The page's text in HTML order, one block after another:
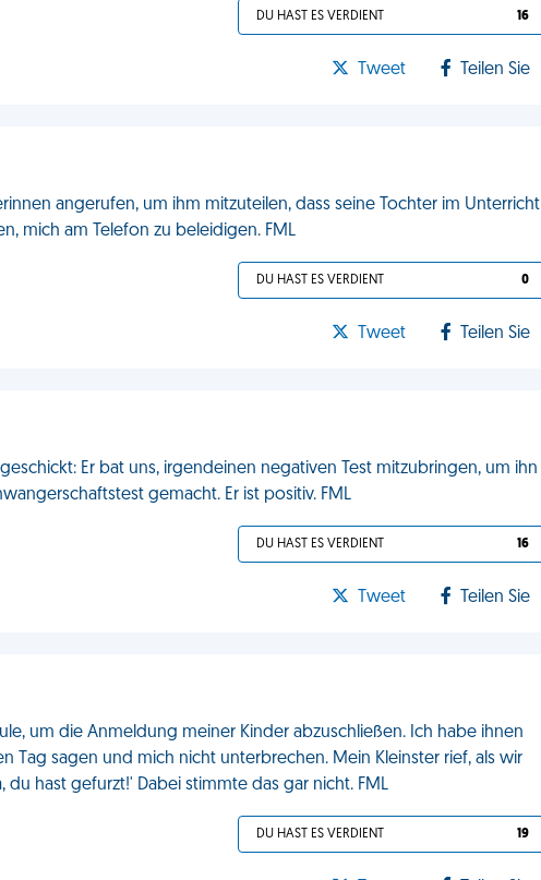
DU HAST ES VERDIENT 16
Tweet Teilen Sie
angerufen, um ihm mitzuteilen, dass seine Tochter im Unterricht
mich am Telefon zu beleidigen. FML
DU HAST ES VERDIENT 0
Tweet Teilen Sie
Er bat uns, irgendeinen negativen Test mitzubringen, um ihn
gemacht. Er ist positiv. FML
DU HAST ES VERDIENT 16
Tweet Teilen Sie
um die Anmeldung meiner Kinder abzuschließen. Ich habe ihnen
Tag sagen und mich nicht unterbrechen. Mein Kleinster rief, als wir
hast gefurzt!' Dabei stimmte das gar nicht. FML
DU HAST ES VERDIENT 19